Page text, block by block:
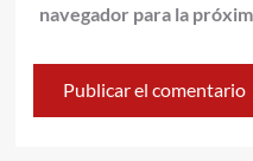
navegador para la